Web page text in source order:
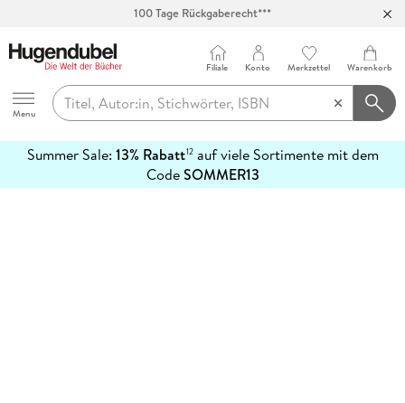
100 Tage Rückgaberecht***
Hugendubel
Menu
Filiale Konto Merkzettel Warenkorb
Summer Sale: 13% Rabatt12auf viele Sortimente mit dem
CodeSOMMER13
erfahren